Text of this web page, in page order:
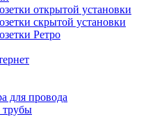
открытой установки
скрытой установки
Ретро
для провода
трубы